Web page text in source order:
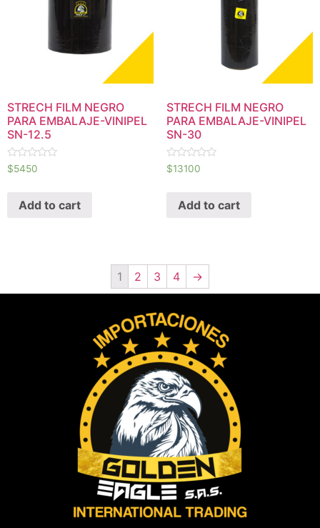
STRECH FILM NEGRO
PARA EMBALAJE-VINIPEL
SN-12.5
Rated
0
$5450
Add to cart
STRECH FILM NEGRO
PARA EMBALAJE-VINIPEL
SN-30
Rated
0
$13100
Add to cart
1 2 3 4 →